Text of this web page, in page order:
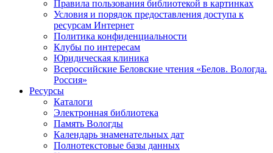
Правила пользования библиотекой в картинках
Условия и порядок предоставления доступа к
ресурсам Интернет
Политика конфиденциальности
Клубы по интересам
Юридическая клиника
Всероссийские Беловские чтения «Белов. Вологда.
Россия»
Ресурсы
Каталоги
Электронная библиотека
Память Вологды
Календарь знаменательных дат
Полнотекстовые базы данных